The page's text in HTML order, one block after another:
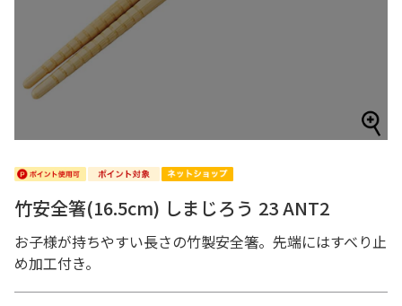
竹安全箸(16.5cm) しまじろう 23 ANT2
お子様が持ちやすい長さの竹製安全箸。先端にはすべり止
め加工付き。